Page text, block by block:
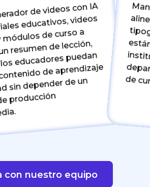
de videos con IA
educativos, videos
de curso a
resumen de lección,
educadores puedan
de aprendizaje
sin depender de un
producción
departamentos, campus
con nuestro equipo